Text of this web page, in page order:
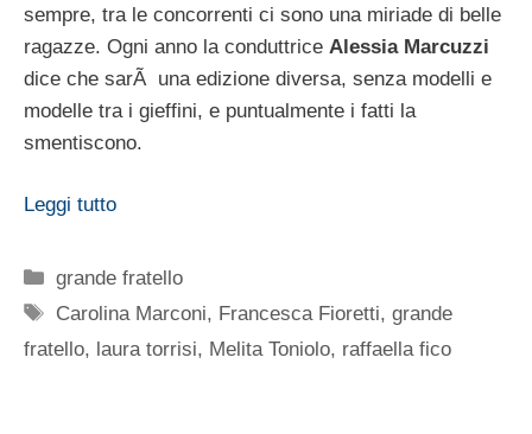
sempre, tra le concorrenti ci sono una miriade di belle
ragazze. Ogni anno la conduttrice Alessia Marcuzzi
dice che sarÃ una edizione diversa, senza modelli e
modelle tra i gieffini, e puntualmente i fatti la
smentiscono.
Leggi tutto
Categorie
grande fratello
Tag
Carolina Marconi, Francesca Fioretti,grande
fratello, laura torrisi, Melita Toniolo, raffaella fico